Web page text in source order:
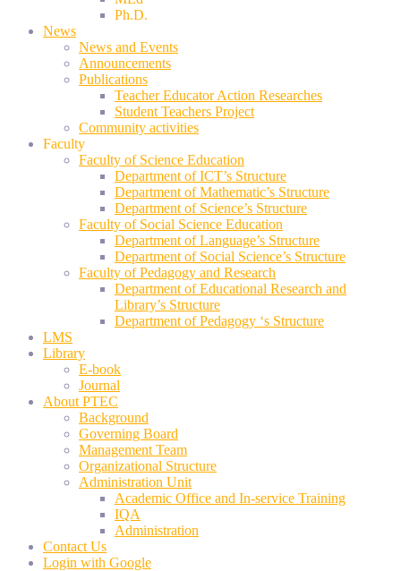
Ph.D.
News
News and Events
Announcements
Publications
Teacher Educator Action Researches
Student Teachers Project
Community activities
Faculty
Faculty of Science Education
Department of ICT’s Structure
Department of Mathematic’s Structure
Department of Science’s Structure
Faculty of Social Science Education
Department of Language’s Structure
Department of Social Science’s Structure
Faculty of Pedagogy and Research
Department of Educational Research and
Library’s Structure
Department of Pedagogy ‘s Structure
LMS
Library
E-book
Journal
About PTEC
Background
Governing Board
Management Team
Organizational Structure
Administration Unit
Academic Office and In-service Training
IQA
Administration
Contact Us
Login with Google